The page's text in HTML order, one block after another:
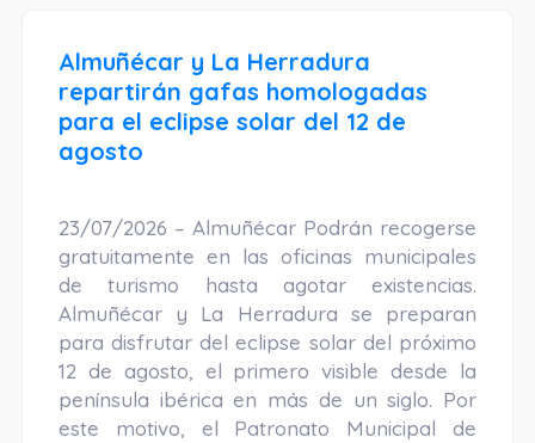
Almuñécar y La Herradura
repartirán gafas homologadas
para el eclipse solar del 12 de
agosto
23/07/2026 – Almuñécar Podrán recogerse
gratuitamente en las oficinas municipales
de turismo hasta agotar existencias.
Almuñécar y La Herradura se preparan
para disfrutar del eclipse solar del próximo
12 de agosto, el primero visible desde la
península ibérica en más de un siglo. Por
este motivo, el Patronato Municipal de